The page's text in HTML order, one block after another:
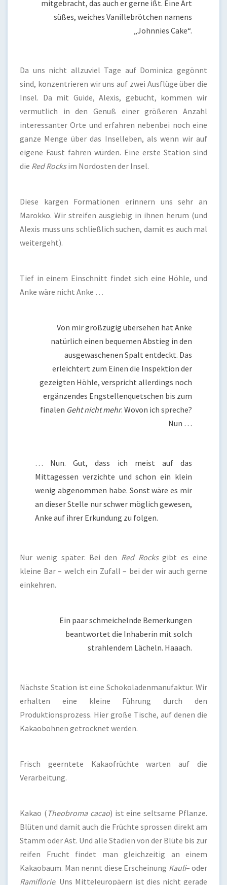
mitgebracht, das auch er gerne ißt. Eine Art
süßes, weiches Vanillebrötchen namens
„Johnnies Cake“.
Da uns nicht allzuviel Tage auf Dominica gegönnt
sind, konzentrieren wir uns auf zwei Ausflüge über die
Insel. Da mit Guide, Alexis, gebucht, kommen wir
vermutlich in den Genuß einer größeren Anzahl
interessanter Orte und erfahren nebenbei noch eine
ganze Menge über das Inselleben, als wenn wir auf
eigene Faust fahren würden. Eine erste Station sind
die Red Rocksim Nordosten der Insel.
Diese kargen Formationen erinnern uns sehr an
Marokko. Wir streifen ausgiebig in ihnen herum (und
Alexis muss uns schließlich suchen, damit es auch mal
weitergeht).
Tief in einem Einschnitt findet sich eine Höhle, und
Anke wäre nicht Anke …
Von mir großzügig übersehen hat Anke
natürlich einen bequemen Abstieg in den
ausgewaschenen Spalt entdeckt. Das
erleichtert zum Einen die Inspektion der
gezeigten Höhle, verspricht allerdings noch
ergänzendes Engstellenquetschen bis zum
finalen Geht nicht mehr. Wovon ich spreche?
Nun …
… Nun. Gut, dass ich meist auf das
Mittagessen verzichte und schon ein klein
wenig abgenommen habe. Sonst wäre es mir
an dieser Stelle nur schwer möglich gewesen,
Anke auf ihrer Erkundung zu folgen.
Nur wenig später: Bei den Red Rocksgibt es eine
kleine Bar – welch ein Zufall – bei der wir auch gerne
einkehren.
Ein paar schmeichelnde Bemerkungen
beantwortet die Inhaberin mit solch
strahlendem Lächeln. Haaach.
Nächste Station ist eine Schokoladenmanufaktur. Wir
erhalten eine kleine Führung durch den
Produktionsprozess. Hier große Tische, auf denen die
Kakaobohnen getrocknet werden.
Frisch geerntete Kakaofrüchte warten auf die
Verarbeitung.
Kakao ( Theobroma cacao) ist eine seltsame Pflanze.
Blüten und damit auch die Früchte sprossen direkt am
Stamm oder Ast. Und alle Stadien von der Blüte bis zur
reifen Frucht findet man gleichzeitig an einem
Kakaobaum. Man nennt diese Erscheinung Kauli– oder
Ramiflorie. Uns Mitteleuropäern ist dies nicht gerade